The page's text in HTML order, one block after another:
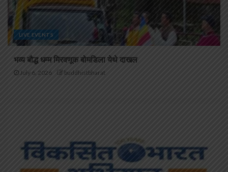
LIVE EVENTS
भव्य बौद्ध धम्म मिरवणूक बोमडिला येथे दाखल
July 6, 2026 buddhistbharat